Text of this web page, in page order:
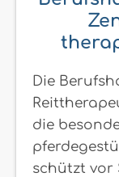
Die
die
schützt vor